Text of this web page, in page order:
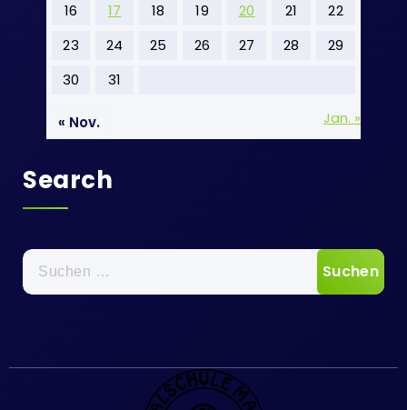
16
17 18 19 20 21
22
23
24 25 26 27 28
29
30
31
« Nov. Jan. »
Search
Suchen
nach: